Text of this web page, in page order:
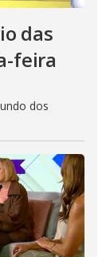
das
feira
dos